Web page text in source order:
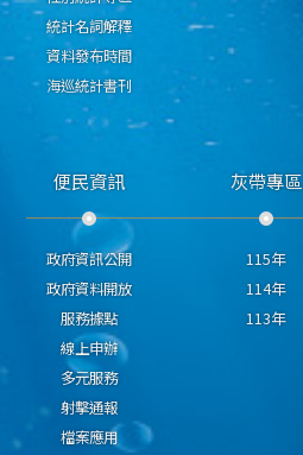
統計名詞解釋
資料發布時間
海巡統計書刊
便民資訊
政府資訊公開
政府資料開放
服務據點
線上申辦
多元服務
射擊通報
檔案應用
灰帶專區
115年
114年
113年